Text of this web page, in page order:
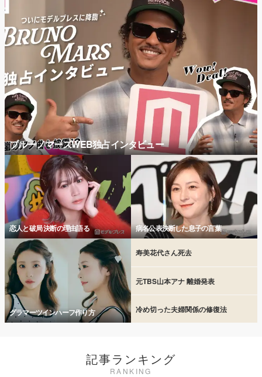
ブルーノマーズWEB独占インタビュー
恋人と破局 決断の理由語る 病名公表決断した息子の言葉
グラマーツインハーフ作り方
寿美花代さん死去
元TBS山本アナ 離婚発表
冷め切った夫婦関係の修復法
記事ランキング
RANKING